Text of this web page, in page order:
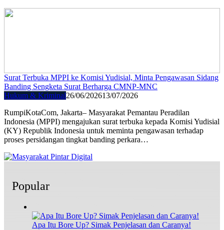
Surat Terbuka MPPI ke Komisi Yudisial, Minta Pengawasan Sidang
Banding Sengketa Surat Berharga CMNP-MNC
Hukum & Kriminal26/06/202613/07/2026
RumpiKotaCom, Jakarta– Masyarakat Pemantau Peradilan
Indonesia (MPPI) mengajukan surat terbuka kepada Komisi Yudisial
(KY) Republik Indonesia untuk meminta pengawasan terhadap
proses persidangan tingkat banding perkara…
Popular
Apa Itu Bore Up? Simak Penjelasan dan Caranya!